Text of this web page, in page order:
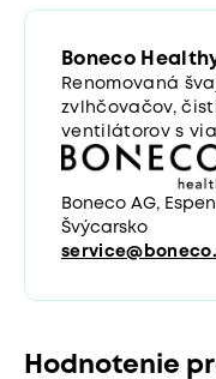
Boneco
Renomovaná
zvlhčovačov,
ventilátorov s
Boneco AG,
Švýcarsko
Hodnotenie